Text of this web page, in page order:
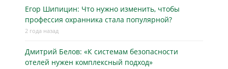
Егор Шипицин: Что нужно изменить, чтобы
профессия охранника стала популярной?
2 года назад
Дмитрий Белов: «К системам безопасности
отелей нужен комплексный подход»